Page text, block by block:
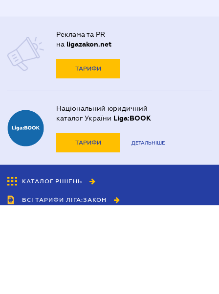
Реклама та PR
на ligazakon.net
ТАРИФИ
Національний юридичний
каталог України Liga:BOOK
ТАРИФИ ДЕТАЛЬНІШЕ
КАТАЛОГ РІШЕНЬ
ВСІ ТАРИФИ ЛІГА:ЗАКОН